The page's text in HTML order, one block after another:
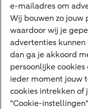
Veilig bankieren
Meest gezocht
Hypotheek
E.dentifier
Jaaroverzicht
Rood staan
e-mailadres om
Wij bouwen zo jouw
waardoor wij je
advertenties
dan ga je akkoord
persoonlijke
ieder moment jouw
cookies intrekken of
"Cookie-